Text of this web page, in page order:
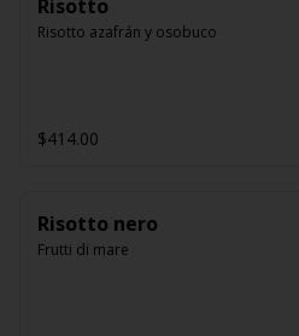
Risotto
Risotto azafrán y osobuco
$414.00
Risotto nero
Frutti di mare